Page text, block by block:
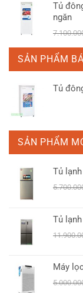
Tủ
ngăn
SẢN PHẨM
Tủ
SẢN PHẨM
Tủ
Tủ
Máy